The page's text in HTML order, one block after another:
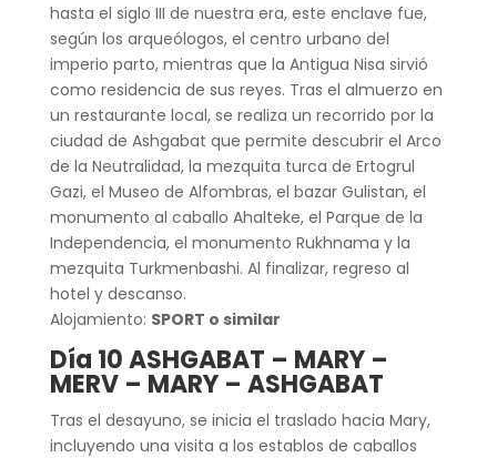
hasta el siglo III de nuestra era, este enclave fue,
según los arqueólogos, el centro urbano del
imperio parto, mientras que la Antigua Nisa sirvió
como residencia de sus reyes. Tras el almuerzo en
un restaurante local, se realiza un recorrido por la
ciudad de Ashgabat que permite descubrir el Arco
de la Neutralidad, la mezquita turca de Ertogrul
Gazi, el Museo de Alfombras, el bazar Gulistan, el
monumento al caballo Ahalteke, el Parque de la
Independencia, el monumento Rukhnama y la
mezquita Turkmenbashi. Al finalizar, regreso al
hotel y descanso.
Alojamiento: SPORT o similar
Día 10 ASHGABAT – MARY –
MERV – MARY – ASHGABAT
Tras el desayuno, se inicia el traslado hacia Mary,
incluyendo una visita a los establos de caballos